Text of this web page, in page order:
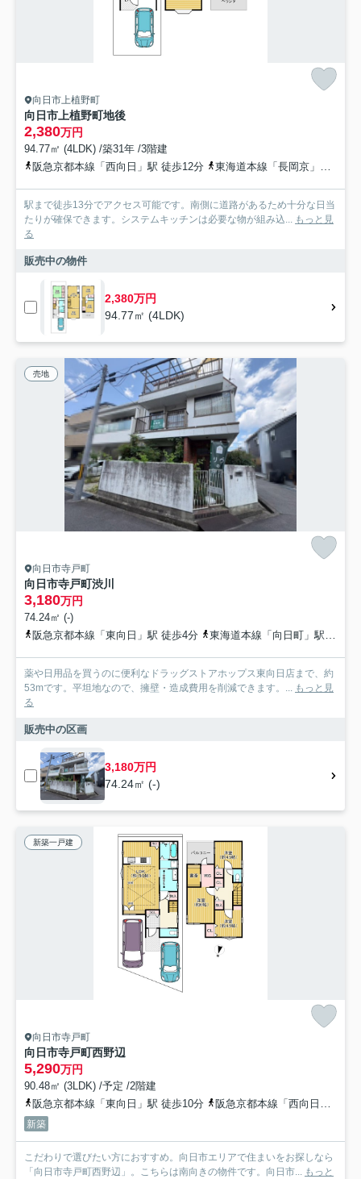
向日市上植野町
向日市上植野町地後
2,380万円
94.77㎡ (4LDK) /築31年 /3階建
阪急京都本線「西向日」駅 徒歩12分
東海道本線「長岡京」駅 徒歩20分
駅まで徒歩13分でアクセス可能です。南側に道路があるため十分な日当
たりが確保できます。システムキッチンは必要な物が組み込... もっと見
る
販売中の物件
2,380万円
94.77㎡ (4LDK)
売地
向日市寺戸町
向日市寺戸町渋川
3,180万円
74.24㎡ (-)
阪急京都本線「東向日」駅 徒歩4分
東海道本線「向日町」駅 徒歩6分
薬や日用品を買うのに便利なドラッグストアホップス東向日店まで、約
53mです。平坦地なので、擁壁・造成費用を削減できます。... もっと見
る
販売中の区画
3,180万円
74.24㎡ (-)
新築一戸建
向日市寺戸町
向日市寺戸町西野辺
5,290万円
90.48㎡ (3LDK) /予定 /2階建
阪急京都本線「東向日」駅 徒歩10分
阪急京都本線「西向日」駅 徒歩15分
新築
こだわりで選びたい方におすすめ。向日市エリアで住まいをお探しなら
「向日市寺戸町西野辺」。こちらは南向きの物件です。向日市... もっと